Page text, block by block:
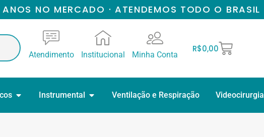
NO MERCADO · ATENDEMOS TODO O BRASIL
Atendimento Institucional Minha Conta
R$0,00
Instrumental Ventilação e Respiração Videocirurgia